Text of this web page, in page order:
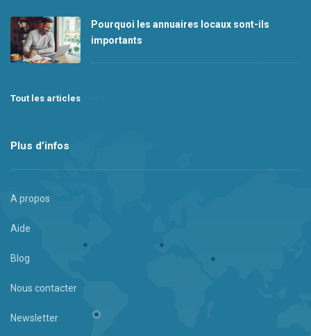
Pourquoi les annuaires locaux sont-ils
importants
Tout les articles
Plus d’infos
A propos
Aide
Blog
Nous contacter
Newsletter